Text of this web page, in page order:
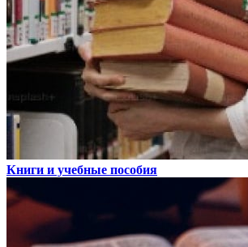
Книги и учебные пособия